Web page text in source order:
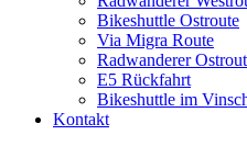
Bikeshuttle Ostroute
Via Migra Route
Radwanderer
E5 Rückfahrt
Bikeshuttle im
Kontakt